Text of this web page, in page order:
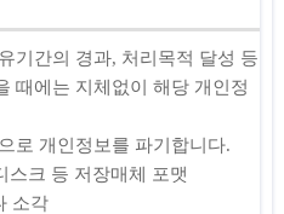
기간의 경과, 처리목적 달성 등
때에는 지체없이 해당 개인정
로 개인정보를 파기합니다.
스크 등 저장매체 포맷
소각